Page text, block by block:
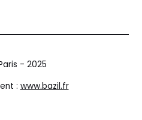
- 2025
: www.bazil.fr